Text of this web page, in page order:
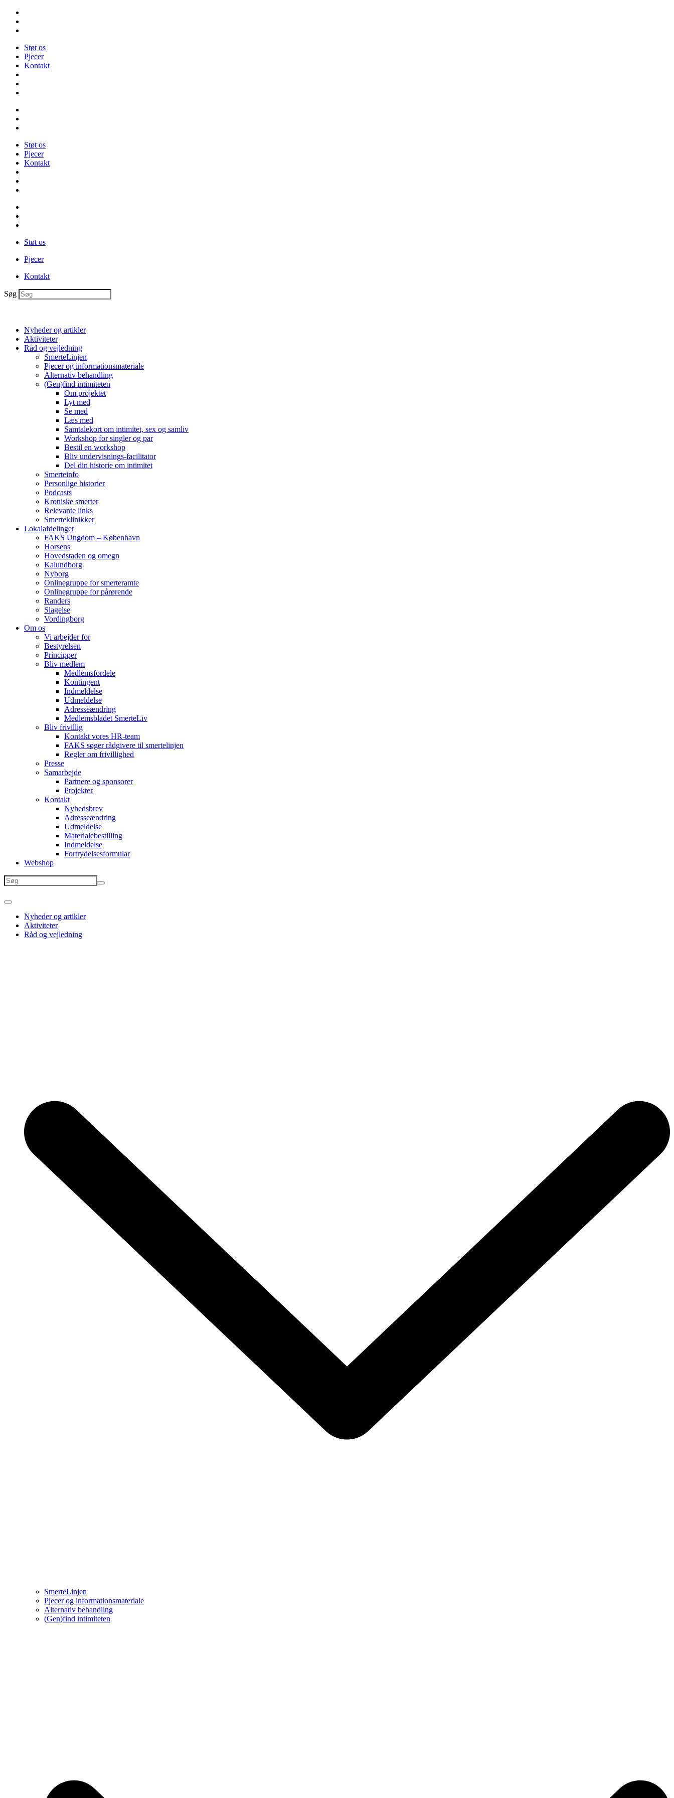
Videre
indhold
Støt os
Pjecer
Kontakt
Støt os
Pjecer
Kontakt
Støt os
Pjecer
Kontakt
Søg
Nyheder og artikler
Aktiviteter
Råd og vejledning
SmerteLinjen
Pjecer og informationsmateriale
Alternativ behandling
(Gen)find intimiteten
Om projektet
Lyt med
Se med
Læs med
Samtalekort om intimitet, sex og samliv
Workshop for singler og par
Bestil en workshop
Bliv undervisnings-facilitator
Del din historie om intimitet
Smerteinfo
Personlige historier
Podcasts
Kroniske smerter
Relevante links
Smerteklinikker
Lokalafdelinger
FAKS Ungdom – København
Horsens
Hovedstaden og omegn
Kalundborg
Nyborg
Onlinegruppe for smerteramte
Onlinegruppe for pårørende
Randers
Slagelse
Vordingborg
Om os
Vi arbejder for
Bestyrelsen
Principper
Bliv medlem
Medlemsfordele
Kontingent
Indmeldelse
Udmeldelse
Adresseændring
Medlemsbladet SmerteLiv
Bliv frivillig
Kontakt vores HR-team
FAKS søger rådgivere til smertelinjen
Regler om frivillighed
Presse
Samarbejde
Partnere og sponsorer
Projekter
Kontakt
Nyhedsbrev
Adresseændring
Udmeldelse
Materialebestilling
Indmeldelse
Fortrydelsesformular
Webshop
Nyheder og artikler
Aktiviteter
Råd og vejledning
SmerteLinjen
Pjecer og informationsmateriale
Alternativ behandling
(Gen)find intimiteten